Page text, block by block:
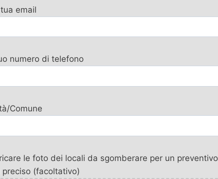
email
numero di telefono
Comune
le foto dei locali da sgomberare per un preventivo
preciso (facoltativo)